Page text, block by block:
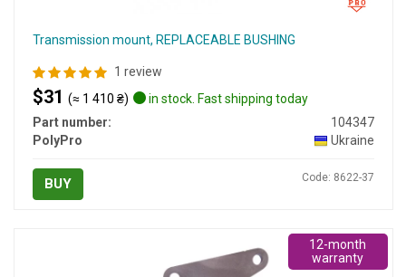
Transmission mount, REPLACEABLE BUSHING
1 review
$31 (≈ 1 410 ₴)
in stock. Fast shipping today
Part number:
104347
PolyPro
Ukraine
BUY Code: 8622-37
12-month
warranty